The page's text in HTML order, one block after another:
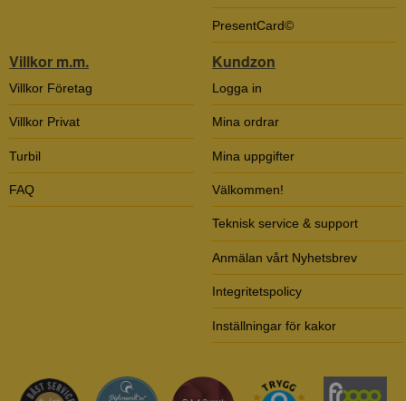
PresentCard©
Villkor m.m.
Villkor Företag
Villkor Privat
Turbil
FAQ
Kundzon
Logga in
Mina ordrar
Mina uppgifter
Välkommen!
Teknisk service & support
Anmälan vårt Nyhetsbrev
Integritetspolicy
Inställningar för kakor